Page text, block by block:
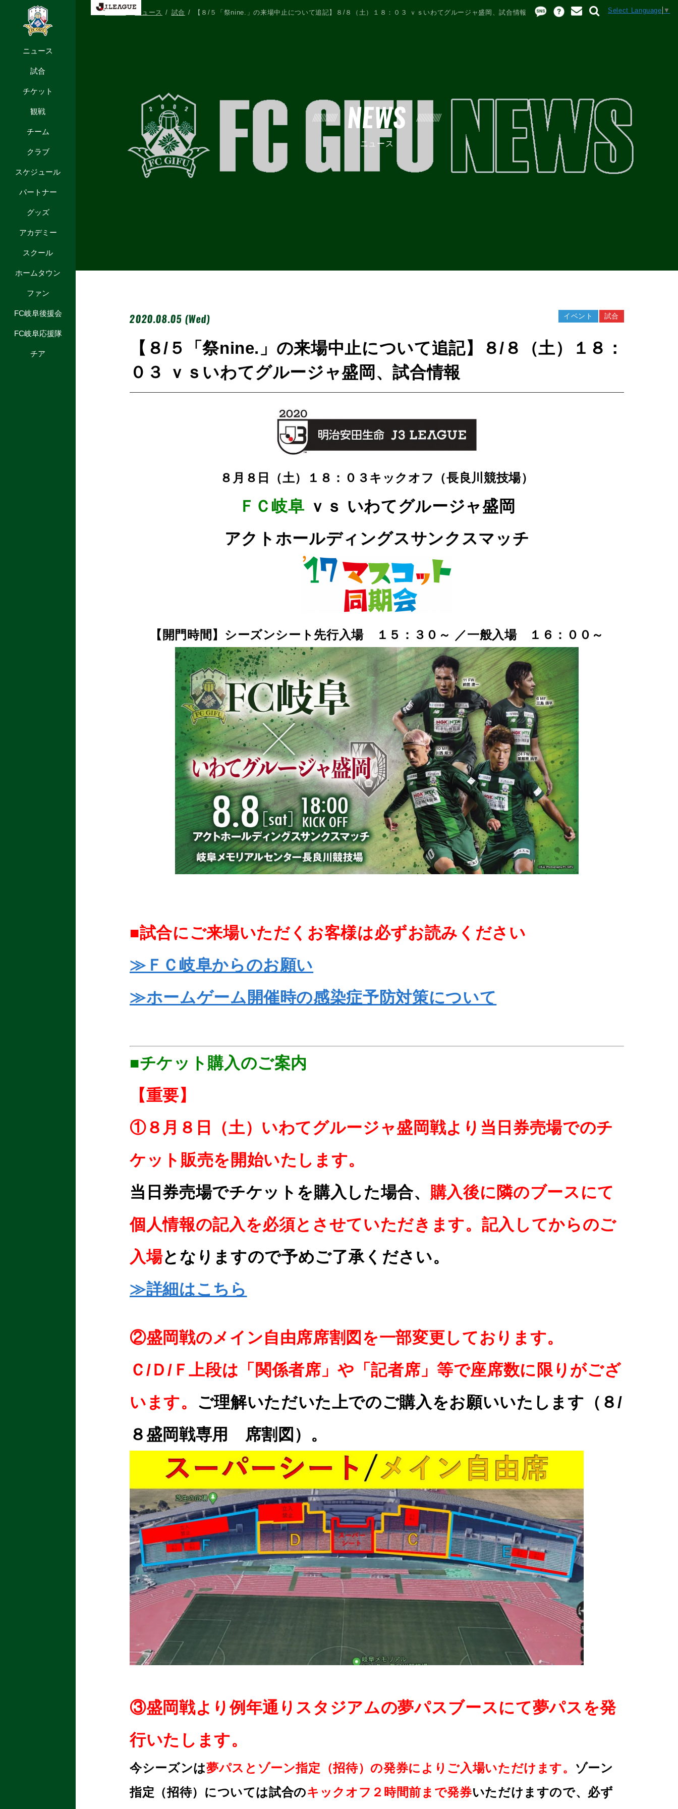
ニュース
試合
チケット
観戦
チーム
クラブ
スケジュール
パートナー
グッズ
アカデミー
スクール
ホームタウン
ファン
FC岐阜後援会
FC岐阜応援隊
チア
Select Language ▼
NEWS
ニュース
ニュース 試合 【８/５「祭nine.」の来場中止について追記】８/８（土）１８：０３ ｖｓいわてグルージャ盛岡、試合情報
2020.08.05 (Wed) 試合
イベント
【８/５「祭nine.」の来場中止について追記】８/８（土）１８：
０３ ｖｓいわてグルージャ盛岡、試合情報
８月８ 日（土）１８：０３キックオフ（長良川競技場）
ＦＣ岐阜 ｖｓ いわてグルージャ盛岡
アクトホールディングスサンクスマッチ
【開門時間】シーズンシート先行入場 １５：３０～ ／一般入場 １６：００～
■試合にご来場いただくお客様は必ずお読みください
≫ＦＣ岐阜からのお願い
≫ホームゲーム開催時の感染症予防対策について
■チケット購入のご案内
【重要】
①８月８日（土）いわてグルージャ盛岡戦より当日券売場でのチ
ケット販売を開始いたします。
当日券売場でチケットを購入した場合、 購入後に隣のブースにて
個人情報の記入を必須とさせていただきます。記入してからのご
入場となりますので予めご了承ください。
≫詳細はこちら
②盛岡戦のメイン自由席席割図を一部変更しております。
Ｃ/Ｄ/Ｆ上段は「関係者席」や「記者席」等で座席数に限りがござ
います。 ご理解いただいた上でのご購入をお願いいたします（８/
８盛岡戦専用 席割図）。
③盛岡戦より例年通りスタジアムの夢パスブースにて夢パスを発
行いたします。
今シーズンは夢パスとゾーン指定（招待）の発券によりご入場いただけます。 ゾーン
指定（招待）については試合のキックオフ２時間前まで発券いただけますので、必ず